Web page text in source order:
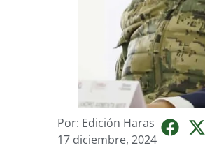
Por: Edición Haras
17 diciembre, 2024